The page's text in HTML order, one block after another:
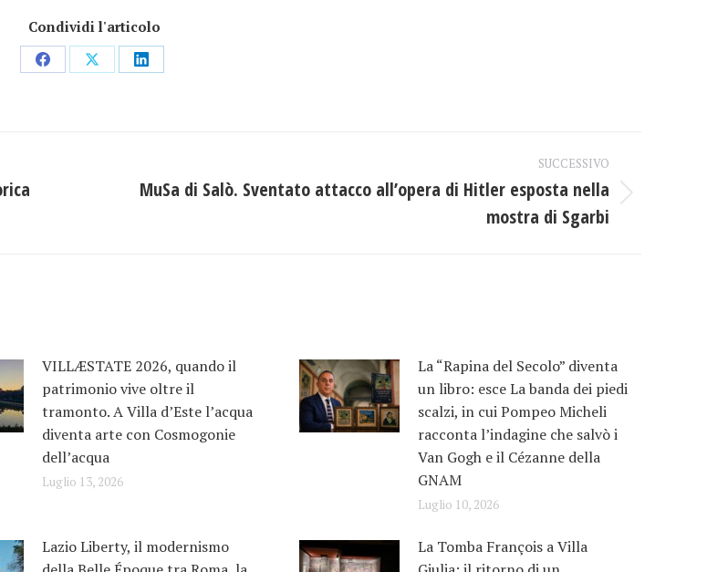
Condividi l'articolo
CondividiCondividiCondividi
SUCCESSIVO
Prossimo
MuSa di Salò. Sventato attacco all’opera di Hitler esposta nella
mostra di Sgarbi
VILLÆSTATE 2026, quando il
patrimonio vive oltre il
tramonto. A Villa d’Este l’acqua
diventa arte con Cosmogonie
dell’acqua
Luglio 13, 2026
La “Rapina del Secolo” diventa
un libro: esce La banda dei piedi
scalzi, in cui Pompeo Micheli
racconta l’indagine che salvò i
Van Gogh e il Cézanne della
GNAM
Luglio 10, 2026
Lazio Liberty, il modernismo
La Tomba François a Villa